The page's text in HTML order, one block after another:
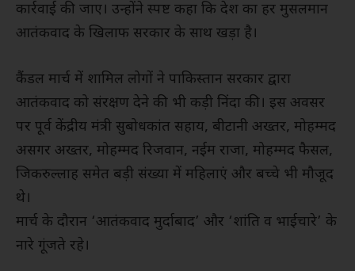
कार्रवाई की जाए। उन्होंने स्पष्ट कहा कि देश का हर मुसलमान
आतंकवाद के खिलाफ सरकार के साथ खड़ा है।
कैंडल मार्च में शामिल लोगों ने पाकिस्तान सरकार द्वारा
आतंकवाद को संरक्षण देने की भी कड़ी निंदा की। इस अवसर
पर पूर्व केंद्रीय मंत्री सुबोधकांत सहाय, बीटानी अख्तर, मोहम्मद
असगर अख्तर, मोहम्मद रिजवान, नईम राजा, मोहम्मद फैसल,
जिकरुल्लाह समेत बड़ी संख्या में महिलाएं और बच्चे भी मौजूद
थे।
मार्च के दौरान ‘आतंकवाद मुर्दाबाद’ और ‘शांति व भाईचारे’ के
नारे गूंजते रहे।